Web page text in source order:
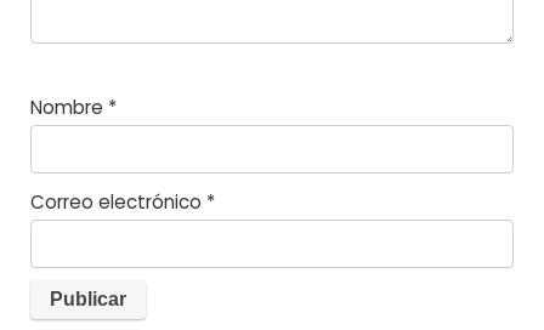
Nombre *
Correo electrónico *